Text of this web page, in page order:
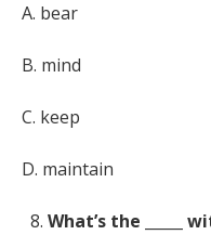
A. bear
B. mind
C. keep
D. maintain
What’s the _____